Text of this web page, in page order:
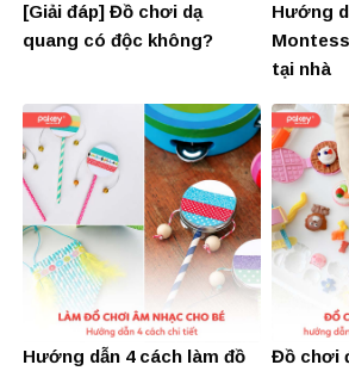
[Giải đáp] Đồ chơi dạ
quang có độc không?
Hướng
tại nhà
Hướng dẫn 4 cách làm đồ
Đồ chơi